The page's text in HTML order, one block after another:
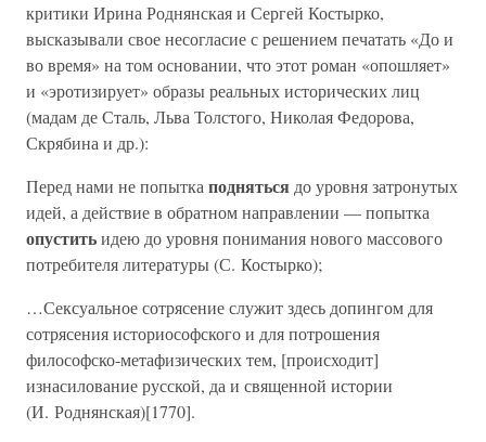
критики Ирина Роднянская и Сергей Костырко,
высказывали свое несогласие с решением печатать «До и
во время» на том основании, что этот роман «опошляет»
и «эротизирует» образы реальных исторических лиц
(мадам де Сталь, Льва Толстого, Николая Федорова,
Скрябина и др.):
Перед нами не попытка подняться до уровня затронутых
идей, а действие в обратном направлении — попытка
опуститьидею до уровня понимания нового массового
потребителя литературы (С. Костырко);
…Сексуальное сотрясение служит здесь допингом для
сотрясения историософского и для потрошения
философско-метафизических тем, [происходит]
изнасилование русской, да и священной истории
(И. Роднянская)[1770].